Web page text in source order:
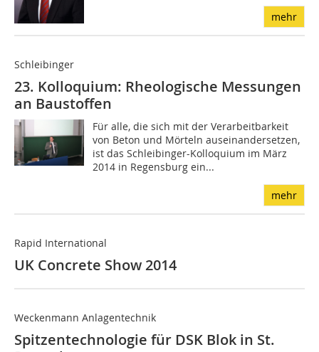
mehr
Schleibinger
23. Kolloquium: Rheologische Messungen
an Baustoffen
Für alle, die sich mit der Verarbeitbarkeit
von Beton und Mörteln auseinandersetzen,
ist das Schleibinger-Kolloquium im März
2014 in Regensburg ein...
mehr
Rapid International
UK Concrete Show 2014
Weckenmann Anlagentechnik
Spitzentechnologie für DSK Blok in St.